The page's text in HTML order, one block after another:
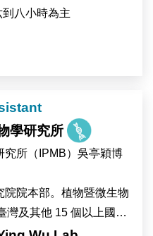
整
八小時為主
學研究所
究所（IPMB）吳亭穎博
院本部。植物暨微生物
灣及其他 15 個以上國家
細胞生物學、顯微影